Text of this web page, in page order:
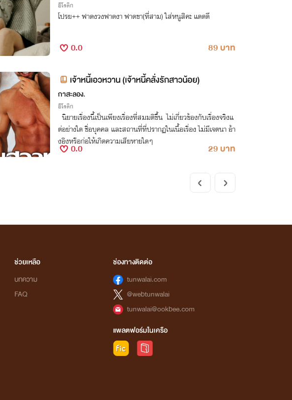
อีโรติก
โปรย++ ฟาดงวงฟาดงา ฟาดขา(ที่สาม) ใส่หนูสิคะ แดดดี
0.0 89 บาท
เจ้าหนี้เอวหวาน (เจ้าหนี้คลั่งรักสาวน้อย)
กาสะลอง.
อีโรติก
นิยายเรื่องนี้เป็นเพียงเรื่องที่สมมติขึ้น ไม่เกี่ยวข้องกับเรื่องจริงแ
ต่อย่างใด ชื่อบุคคล และสถานที่ที่ปรากฏในเนื้อเรื่อง ไม่มีเจตนา อ้า
งอิงหรือก่อให้เกิดความเสียหายใดๆ
0.0 29 บาท
ช่วยเหลือ
บทความ
FAQ
ช่องทางติดต่อ
tunwalai.com
@webtunwalai
tunwalai@ookbee.com
แพลตฟอร์มในเครือ